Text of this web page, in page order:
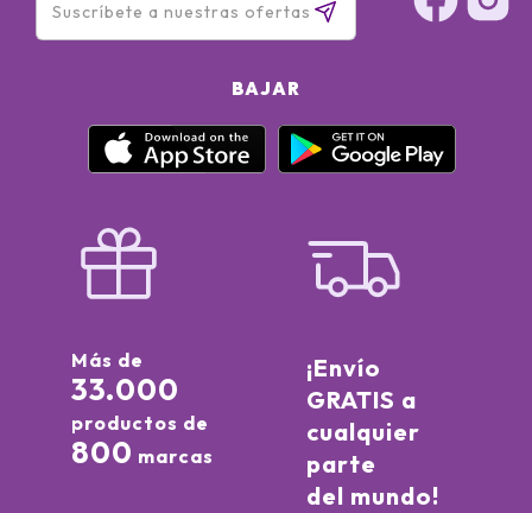
BAJAR
Más de
33.000
productos de
800 marcas
¡Envío
GRATIS a
cualquier
parte
del mundo!